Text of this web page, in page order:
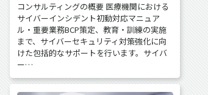
コンサルティングの概要 医療機関における
サイバーインシデント初動対応マニュア
ル・重要業務BCP策定、教育・訓練の実施
まで、サイバーセキュリティ対策強化に向
けた包括的なサポートを行います。サイバ
ー…